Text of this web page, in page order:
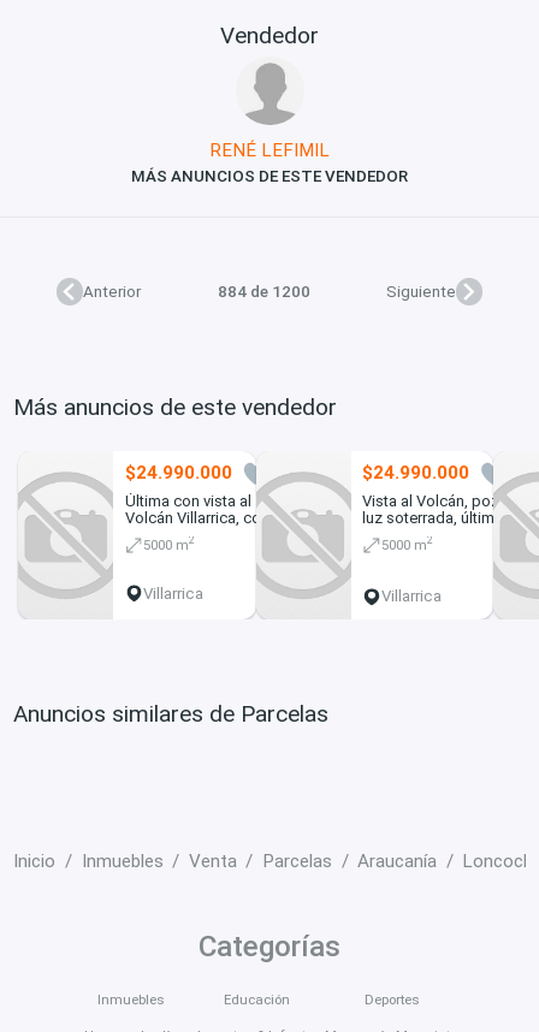
Vendedor
RENÉ LEFIMIL
MÁS ANUNCIOS DE ESTE VENDEDOR
Anterior 884 de 1200 Siguiente
Más anuncios de este vendedor
$24.990.000
3
Última con vista al
Volcán Villarrica, con
pozo y línea de luz
soterrada
5000 m2
Villarrica
$24.990.000
2
Vista al Volcán, pozo,
luz soterrada, últimas
opciones
5000 m2
Villarrica
Anuncios similares de Parcelas
Inicio Inmuebles Venta Parcelas Araucanía
Categorías
Inmuebles Educación Deportes